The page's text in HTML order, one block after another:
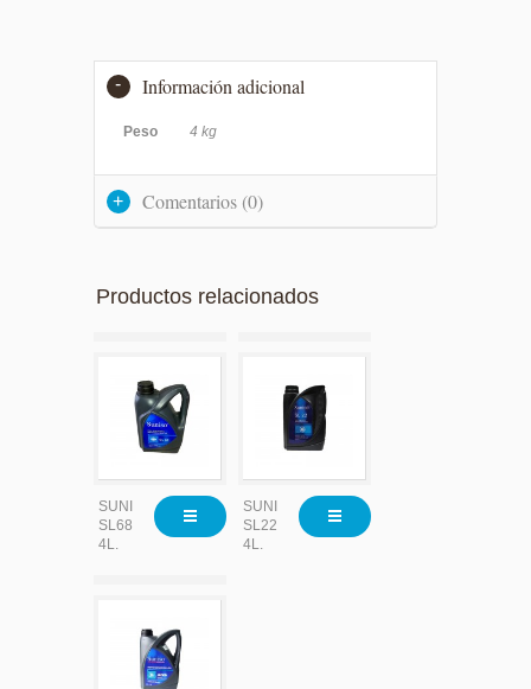
Información adicional
Peso 4 kg
Comentarios (0)
Productos relacionados
SUNISO
SL68
4L.
SUNISO
SL22
4L.